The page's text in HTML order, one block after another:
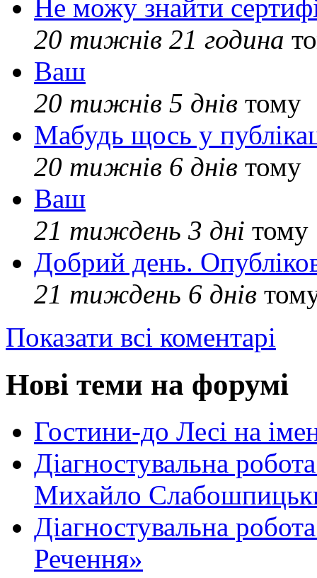
Не можу знайти
20 тижнів 21 година
Ваш
20 тижнів 5 днів тому
Мабудь щось у
20 тижнів 6 днів тому
Ваш
21 тиждень 3 дні тому
Добрий день.
21 тиждень 6 днів
Показати всі коментарі
Нові теми на форумі
Гостини-до Лесі на
Діагностувальна
Михайло
Діагностувальна
Речення»